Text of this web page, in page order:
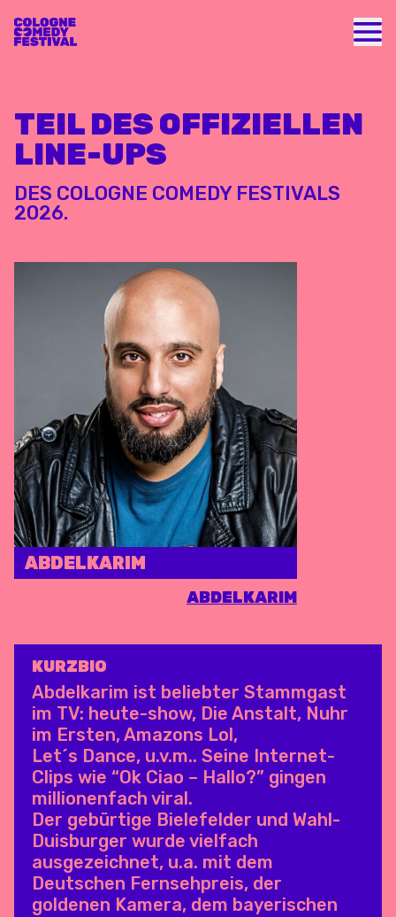
TEIL DES OFFIZIELLEN
LINE-UPS
DES COLOGNE COMEDY FESTIVALS
2026.
KURZBIO
Abdelkarim ist beliebter Stammgast
im TV: heute-show, Die Anstalt, Nuhr
im Ersten, Amazons Lol,
Let´s Dance, u.v.m.. Seine Internet-
Clips wie “Ok Ciao – Hallo?” gingen
millionenfach viral.
Der gebürtige Bielefelder und Wahl-
Duisburger wurde vielfach
ausgezeichnet, u.a. mit dem
Deutschen Fernsehpreis, der
goldenen Kamera, dem bayerischen
ABDELKARIM
ABDELKARIM